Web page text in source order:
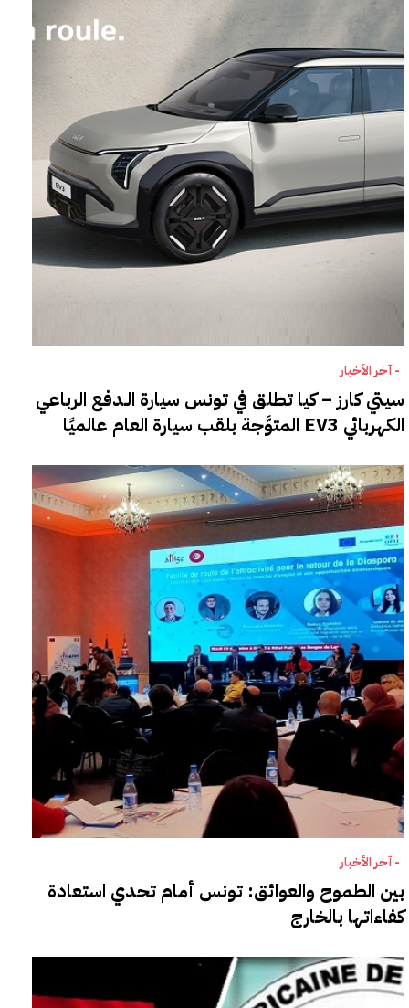
- آخر الأخبار
سيتي كارز – كيا تطلق في تونس سيارة الـدفع الرباعي
الكهربائي EV3 المتوَّجة بلقب سيارة العام عالميًا
- آخر الأخبار
بين الطموح والعوائق: تونس أمام تحدي استعادة
كفاءاتها بالخارج